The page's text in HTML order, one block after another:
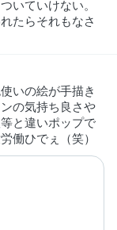
いていけない。
たらそれもなさ
いの絵が手描き
の気持ち良さや
と違いポップで
働ひでぇ（笑）